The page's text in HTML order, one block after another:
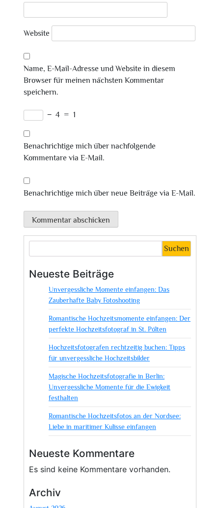
Website
Name, E-Mail-Adresse und Website in diesem
Browser für meinen nächsten Kommentar
speichern.
− 4 = 1
Benachrichtige mich über nachfolgende
Kommentare via E-Mail.
Benachrichtige mich über neue Beiträge via E-Mail.
Suchen
Neueste Beiträge
Unvergessliche Momente einfangen: Das
Zauberhafte Baby Fotoshooting
Romantische Hochzeitsmomente einfangen: Der
perfekte Hochzeitsfotograf in St. Pölten
Hochzeitsfotografen rechtzeitig buchen: Tipps
für unvergessliche Hochzeitsbilder
Magische Hochzeitsfotografie in Berlin:
Unvergessliche Momente für die Ewigkeit
festhalten
Romantische Hochzeitsfotos an der Nordsee:
Liebe in maritimer Kulisse einfangen
Neueste Kommentare
Es sind keine Kommentare vorhanden.
Archiv